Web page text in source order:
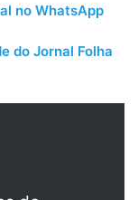
no WhatsApp
do Jornal Folha